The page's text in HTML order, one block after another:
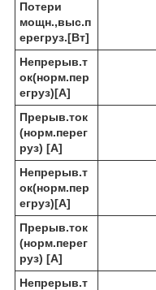
Потери
мощн.,выс.п
ерегруз.[Вт]
Непрерыв.т
ок(норм.пер
егруз)[A]
Прерыв.ток
(норм.перег
руз) [A]
Непрерыв.т
ок(норм.пер
егруз)[A]
Прерыв.ток
(норм.перег
руз) [A]
Непрерыв.т